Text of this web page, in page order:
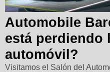
Automobile
está perdiendo
automóvil?
Visitamos el Salón del